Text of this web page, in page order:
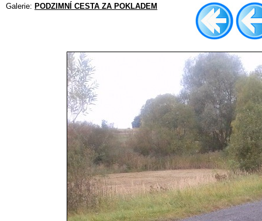
Galerie: PODZIMNÍ CESTA ZA POKLADEM